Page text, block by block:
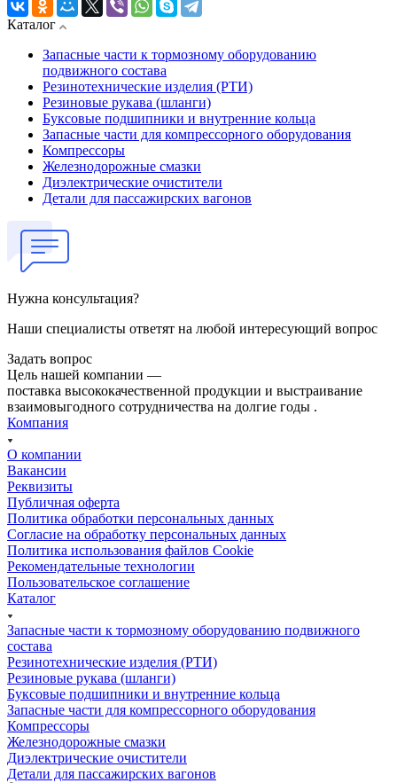
Каталог
Запасные части к тормозному оборудованию
подвижного состава
Резинотехнические изделия (РТИ)
Резиновые рукава (шланги)
Буксовые подшипники и внутренние кольца
Запасные части для компрессорного оборудования
Компрессоры
Железнодорожные смазки
Диэлектрические очистители
Детали для пассажирских вагонов
Нужна консультация?
Наши специалисты ответят на любой интересующий вопрос
Задать вопрос
Цель нашей компании —
поставка высококачественной продукции и выстраивание
взаимовыгодного сотрудничества на долгие годы .
Компания
О компании
Вакансии
Реквизиты
Публичная оферта
Политика обработки персональных данных
Cогласие на обработку персональных данных
Политика использования файлов Cookie
Рекомендательные технологии
Пользовательское соглашение
Каталог
Запасные части к тормозному оборудованию подвижного
состава
Резинотехнические изделия (РТИ)
Резиновые рукава (шланги)
Буксовые подшипники и внутренние кольца
Запасные части для компрессорного оборудования
Компрессоры
Железнодорожные смазки
Диэлектрические очистители
Детали для пассажирских вагонов